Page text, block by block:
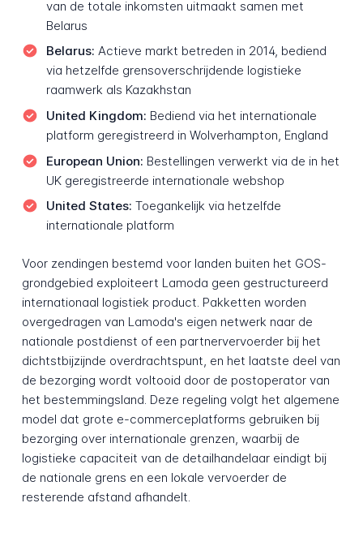
van de totale inkomsten uitmaakt samen met
Belarus
Belarus: Actieve markt betreden in 2014, bediend
via hetzelfde grensoverschrijdende logistieke
raamwerk als Kazakhstan
United Kingdom: Bediend via het internationale
platform geregistreerd in Wolverhampton, England
European Union: Bestellingen verwerkt via de in het
UK geregistreerde internationale webshop
United States: Toegankelijk via hetzelfde
internationale platform
Voor zendingen bestemd voor landen buiten het GOS-
grondgebied exploiteert Lamoda geen gestructureerd
internationaal logistiek product. Pakketten worden
overgedragen van Lamoda's eigen netwerk naar de
nationale postdienst of een partnervervoerder bij het
dichtstbijzijnde overdrachtspunt, en het laatste deel van
de bezorging wordt voltooid door de postoperator van
het bestemmingsland. Deze regeling volgt het algemene
model dat grote e-commerceplatforms gebruiken bij
bezorging over internationale grenzen, waarbij de
logistieke capaciteit van de detailhandelaar eindigt bij
de nationale grens en een lokale vervoerder de
resterende afstand afhandelt.